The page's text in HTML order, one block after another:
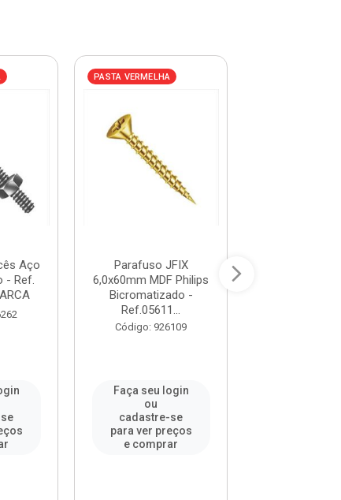
Aço
- Ref.
PASTA VERMELHA
Parafuso JFIX
6,0x60mm MDF Philips
Bicromatizado -
Ref.05611...
Código: 926109
Faça seu login
ou
cadastre-se
para ver preços
e comprar